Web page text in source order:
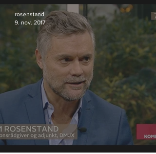
rosenstand
9. nov. 2017